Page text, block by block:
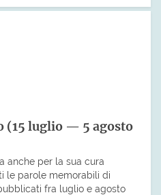
(15 luglio — 5 agosto
anche per la sua cura
le parole memorabili di
fra luglio e agosto